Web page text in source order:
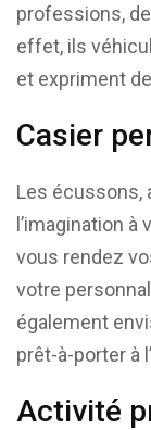
professions,
effet, ils
et expriment
Casier
Les écussons,
l’imagination
vous rendez
votre
également
prêt-à-porter à
Activité